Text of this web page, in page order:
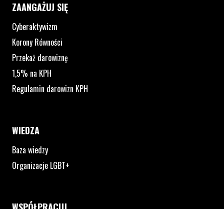
ZAANGAŻUJ SIĘ
Cyberaktywizm
Korony Równości
Przekaż darowiznę
1,5% na KPH
Regulamin darowizn KPH
WIEDZA
Baza wiedzy
Organizacje LGBT+